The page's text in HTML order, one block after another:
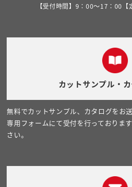
【受付時間】9：00～17：00【
カットサンプル・
無料でカットサンプル、カタログをお
専用フォームにて受付を行っておりま
さい。